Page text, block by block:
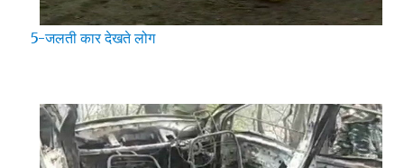
5-जलती कार देखते लोग